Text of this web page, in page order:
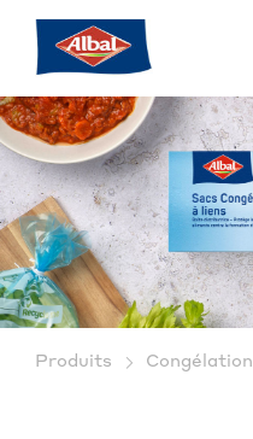
Produits Congélation